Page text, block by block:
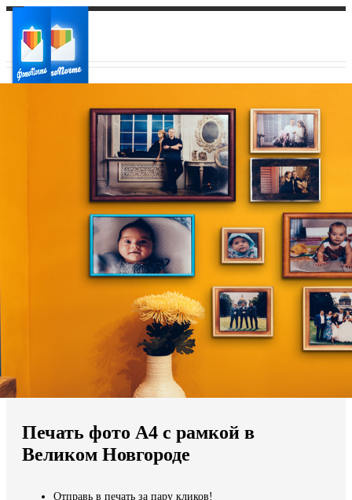
Ваш регион доставки
Выберите из списка:
Мы доставляем по всему миру
Продолжить без города
Печать фото А4 с рамкой в
Великом Новгороде
Отправь в печать за пару кликов!